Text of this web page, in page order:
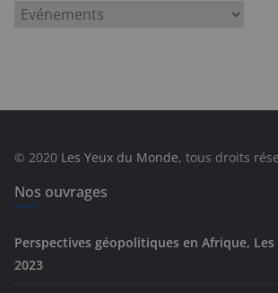
e
s
© 2020 Les Yeux du Monde, tous droits
Nos ouvrages
Perspectives géopolitiques en Afrique,
2023